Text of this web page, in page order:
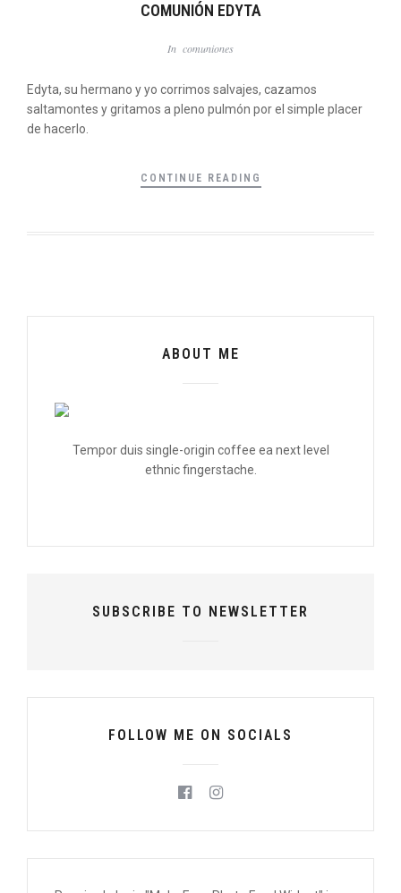
COMUNIÓN EDYTA
In comuniones
Edyta, su hermano y yo corrimos salvajes, cazamos
saltamontes y gritamos a pleno pulmón por el simple placer
de hacerlo.
CONTINUE READING
ABOUT ME
Tempor duis single-origin coffee ea next level
ethnic fingerstache.
SUBSCRIBE TO NEWSLETTER
FOLLOW ME ON SOCIALS